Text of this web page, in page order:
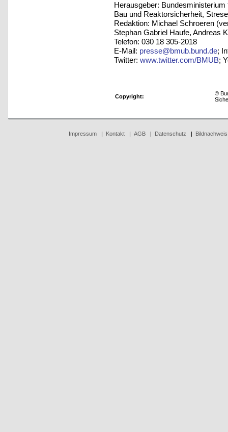
Herausgeber:
Bau und Reaktorsicherheit,
Redaktion: Michael Schroeren
Stephan Gabriel Haufe, Andreas
Telefon: 030 18 305-2018
E-Mail: presse@bmub.bund.de;
Twitter: www.twitter.com/BMUB;
Copyright:
©
Impressum| Kontakt| AGB| Datenschutz | Bildnachweis